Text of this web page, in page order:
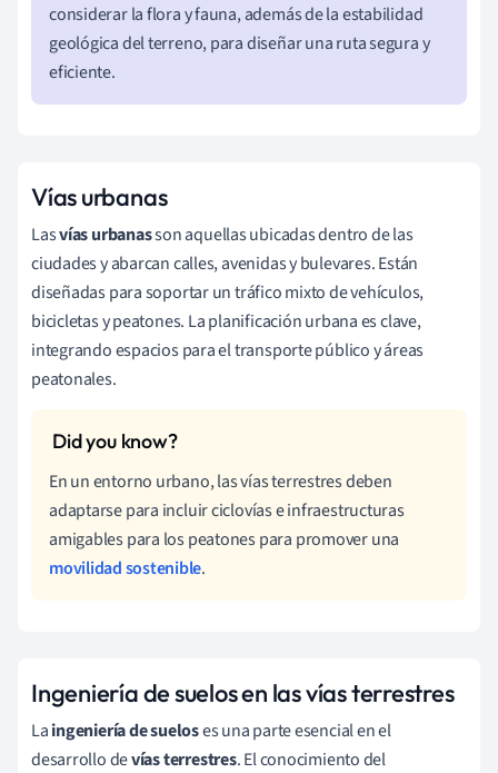
considerar la flora y fauna, además de la estabilidad
geológica del terreno, para diseñar una ruta segura y
eficiente.
Vías urbanas
Lasvías urbanasson aquellas ubicadas dentro de las
ciudades y abarcan calles, avenidas y bulevares. Están
diseñadas para soportar un tráfico mixto de vehículos,
bicicletas y peatones. La planificación urbana es clave,
integrando espacios para el transporte público y áreas
peatonales.
En un entorno urbano, las vías terrestres deben
adaptarse para incluir ciclovías e infraestructuras
amigables para los peatones para promover una
movilidad sostenible.
Ingeniería de suelos en las vías terrestres
Laingeniería de sueloses una parte esencial en el
desarrollo devías terrestres. El conocimiento del